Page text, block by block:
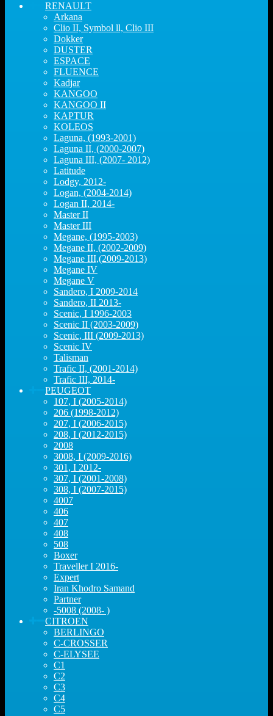
RENAULT
Arkana
Clio II, Symbol ll, Clio III
Dokker
DUSTER
ESPACE
FLUENCE
Kadjar
KANGOO
KANGOO II
KAPTUR
KOLEOS
Laguna, (1993-2001)
Laguna II, (2000-2007)
Laguna III, (2007- 2012)
Latitude
Lodgy, 2012-
Logan, (2004-2014)
Logan II, 2014-
Master II
Master III
Megane, (1995-2003)
Megane II, (2002-2009)
Megane III,(2009-2013)
Megane IV
Megane V
Sandero, I 2009-2014
Sandero, II 2013-
Scenic, I 1996-2003
Scenic II (2003-2009)
Scenic, III (2009-2013)
Scenic IV
Talisman
Trafic II, (2001-2014)
Trafic III, 2014-
PEUGEOT
107, I (2005-2014)
206 (1998-2012)
207, I (2006-2015)
208, I (2012-2015)
2008
3008, I (2009-2016)
301, I 2012-
307, I (2001-2008)
308, I (2007-2015)
4007
406
407
408
508
Boxer
Traveller I 2016-
Expert
Iran Khodro Samand
Partner
-5008 (2008- )
CITROEN
BERLINGO
C-CROSSER
C-ELYSEE
C1
C2
C3
C4
C5